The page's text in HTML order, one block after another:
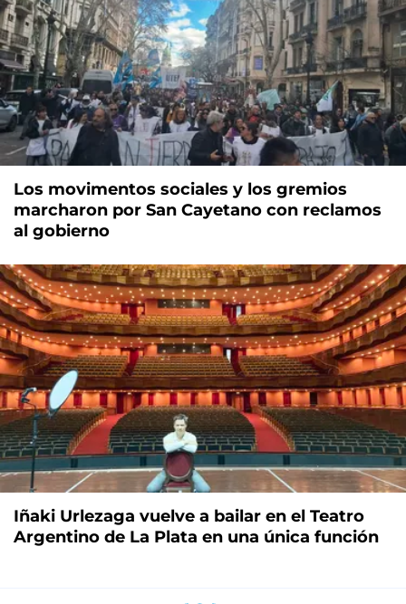
Los movimentos sociales y los gremios
marcharon por San Cayetano con reclamos
al gobierno
Iñaki Urlezaga vuelve a bailar en el Teatro
Argentino de La Plata en una única función